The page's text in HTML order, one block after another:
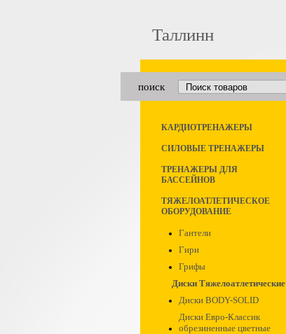
Таллинн
поиск
КАРДИОТРЕНАЖЕРЫ
СИЛОВЫЕ ТРЕНАЖЕРЫ
ТРЕНАЖЕРЫ ДЛЯ
БАССЕЙНОВ
ТЯЖЕЛОАТЛЕТИЧЕСКОЕ
ОБОРУДОВАНИЕ
Гантели
Гири
Грифы
Диски Тяжелоатлетические
Диски BODY-SOLID
Диски Евро-Классик
обрезиненные цветные